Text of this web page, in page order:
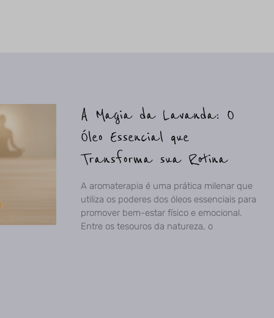
A Magia da Lavanda: O
Óleo Essencial que
Transforma sua Rotina
A aromaterapia é uma prática milenar que
utiliza os poderes dos óleos essenciais para
promover bem-estar físico e emocional.
Entre os tesouros da natureza, o